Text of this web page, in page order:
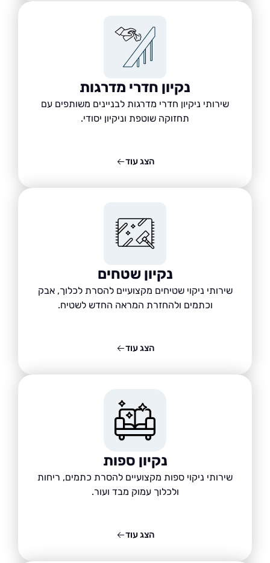
נקיון חדרי מדרגות
שירותי ניקיון חדרי מדרגות לבניינים משותפים עם
תחזוקה שוטפת וניקיון יסודי.
נקיון שטחים
שירותי ניקוי שטיחים מקצועיים להסרת לכלוך, אבק
וכתמים ולהחזרת המראה החדש לשטיח.
נקיון ספות
שירותי ניקוי ספות מקצועיים להסרת כתמים, ריחות
ולכלוך עמוק מבד ועור.